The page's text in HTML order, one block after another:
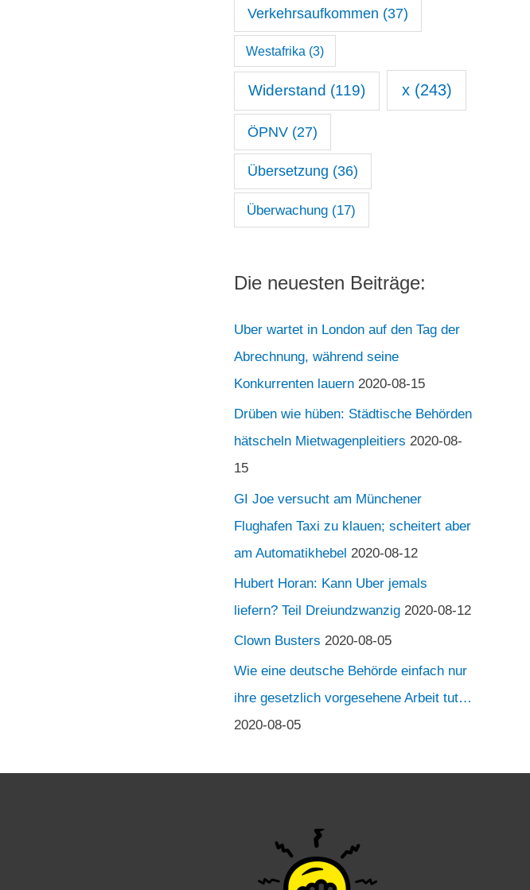
Verkehrsaufkommen (37)
Westafrika (3)
Widerstand (119) x(243)
ÖPNV(27)
Übersetzung (36)
Überwachung (17)
Die neuesten Beiträge:
Uber wartet in London auf den Tag der
Abrechnung, während seine
Konkurrenten lauern 2020-08-15
Drüben wie hüben: Städtische Behörden
hätscheln Mietwagenpleitiers 2020-08-
15
GI Joe versucht am Münchener
Flughafen Taxi zu klauen; scheitert aber
am Automatikhebel 2020-08-12
Hubert Horan: Kann Uber jemals
liefern? Teil Dreiundzwanzig 2020-08-12
Clown Busters 2020-08-05
Wie eine deutsche Behörde einfach nur
ihre gesetzlich vorgesehene Arbeit tut…
2020-08-05